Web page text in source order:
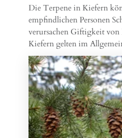
Die Terpene in Kiefern
empfindlichen Personen
verursachen Giftigkeit
Kiefern gelten im